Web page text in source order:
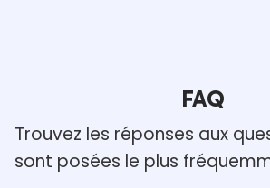
FAQ
Trouvez les réponses aux
sont posées le plus